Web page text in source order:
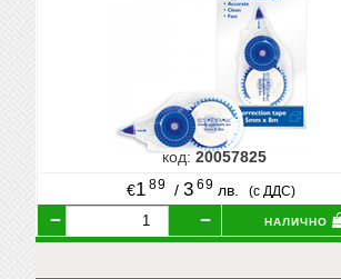
код: 20057825
€1 89 / 3 69 лв. (с ДДС)
налично